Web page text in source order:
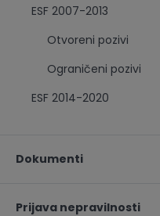
ESF 2007-2013
Otvoreni pozivi
Ograničeni pozivi
ESF 2014-2020
Dokumenti
Prijava nepravilnosti